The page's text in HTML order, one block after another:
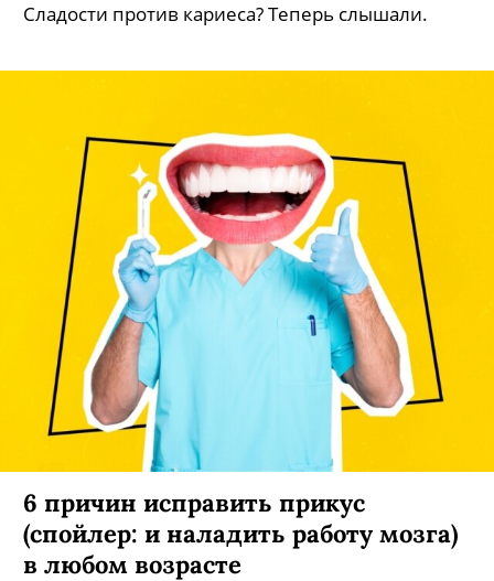
Сладости против кариеса? Теперь слышали.
6 причин исправить прикус
(спойлер: и наладить работу мозга)
в любом возрасте